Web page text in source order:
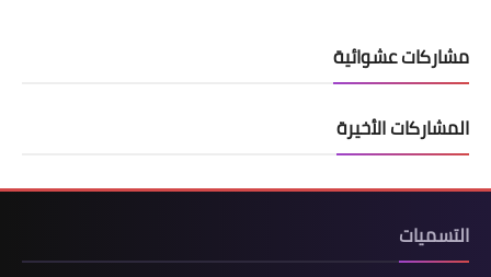
مشاركات عشوائية
المشاركات الأخيرة
التسميات